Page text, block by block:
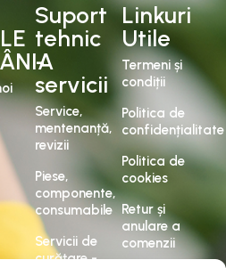
Suport
tehnic
-
servicii
Service,
mentenanță,
revizii
Piese,
componente,
consumabile
Servicii de
curățare -
Linkuri
Utile
Termeni și
condiții
Politica de
confidențialitate
Politica de
cookies
Retur și
anulare a
comenzii